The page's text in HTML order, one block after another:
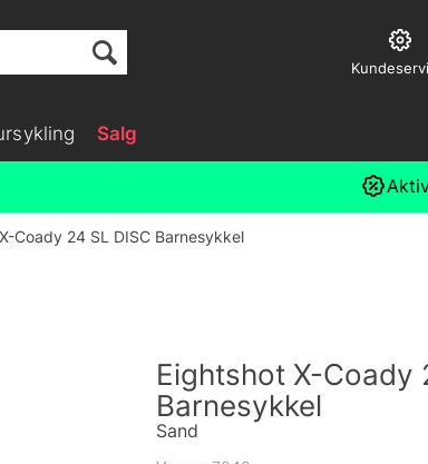
Salg
Coady 24 SL DISC Barnesykkel
Eightshot X-Coady
Barnesykkel
Sand